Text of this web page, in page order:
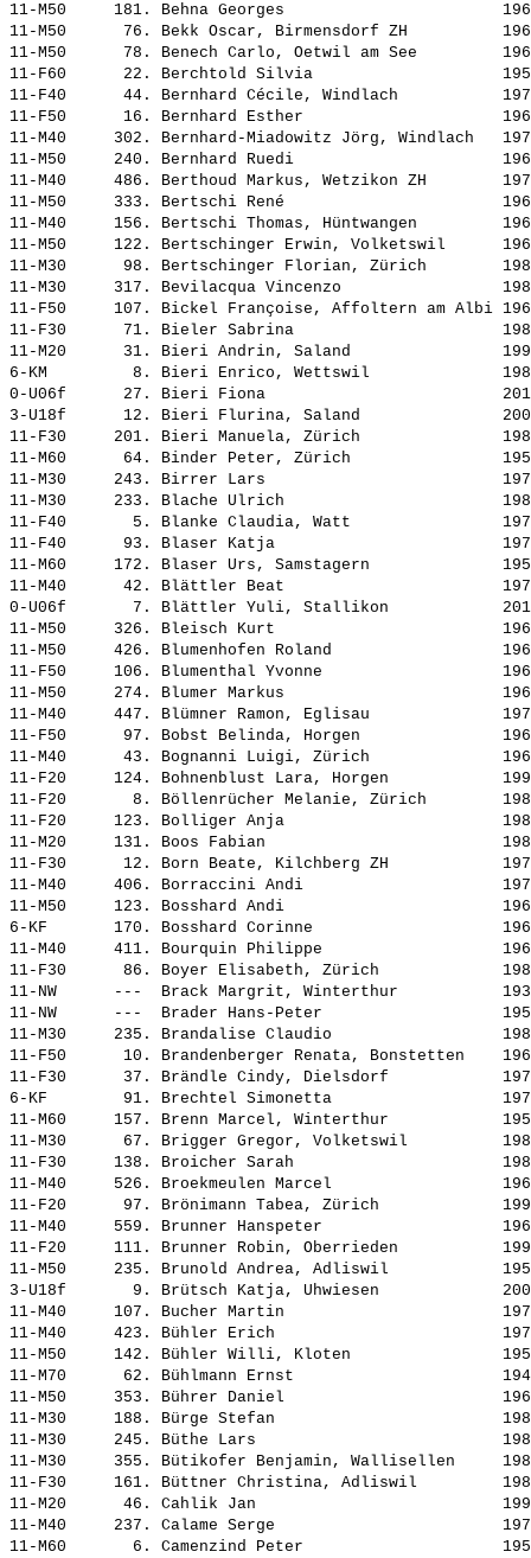
11-M50     181. Behna Georges
11-M50      76. Bekk Oscar, Birmensdorf ZH
11-M50      78. Benech Carlo, Oetwil am See
11-F60      22. Berchtold Silvia
11-F40      44. Bernhard Cécile, Windlach
11-F50      16. Bernhard Esther
11-M40     302. Bernhard-Miadowitz Jörg, Windlach
11-M50     240. Bernhard Ruedi
11-M40     486. Berthoud Markus, Wetzikon ZH
11-M50     333. Bertschi René
11-M40     156. Bertschi Thomas, Hüntwangen
11-M50     122. Bertschinger Erwin, Volketswil
11-M30      98. Bertschinger Florian, Zürich
11-M30     317. Bevilacqua Vincenzo
11-F50     107. Bickel Françoise, Affoltern am Albi
11-F30      71. Bieler Sabrina
11-M20      31. Bieri Andrin, Saland
6-KM         8. Bieri Enrico, Wettswil
0-U06f      27. Bieri Fiona
3-U18f      12. Bieri Flurina, Saland
11-F30     201. Bieri Manuela, Zürich
11-M60      64. Binder Peter, Zürich
11-M30     243. Birrer Lars
11-M30     233. Blache Ulrich
11-F40       5. Blanke Claudia, Watt
11-F40      93. Blaser Katja
11-M60     172. Blaser Urs, Samstagern
11-M40      42. Blättler Beat
0-U06f       7. Blättler Yuli, Stallikon
11-M50     326. Bleisch Kurt
11-M50     426. Blumenhofen Roland
11-F50     106. Blumenthal Yvonne
11-M50     274. Blumer Markus
11-M40     447. Blümner Ramon, Eglisau
11-F50      97. Bobst Belinda, Horgen
11-M40      43. Bognanni Luigi, Zürich
11-F20     124. Bohnenblust Lara, Horgen
11-F20       8. Böllenrücher Melanie, Zürich
11-F20     123. Bolliger Anja
11-M20     131. Boos Fabian
11-F30      12. Born Beate, Kilchberg ZH
11-M40     406. Borraccini Andi
11-M50     123. Bosshard Andi
6-KF       170. Bosshard Corinne
11-M40     411. Bourquin Philippe
11-F30      86. Boyer Elisabeth, Zürich
11-NW      --- Brack Margrit, Winterthur
11-NW      --- Brader Hans-Peter
11-M30     235. Brandalise Claudio
11-F50      10. Brandenberger Renata, Bonstetten
11-F30      37. Brändle Cindy, Dielsdorf
6-KF        91. Brechtel Simonetta
11-M60     157. Brenn Marcel, Winterthur
11-M30      67. Brigger Gregor, Volketswil
11-F30     138. Broicher Sarah
11-M40     526. Broekmeulen Marcel
11-F20      97. Brönimann Tabea, Zürich
11-M40     559. Brunner Hanspeter
11-F20     111. Brunner Robin, Oberrieden
11-M50     235. Brunold Andrea, Adliswil
3-U18f       9. Brütsch Katja, Uhwiesen
11-M40     107. Bucher Martin
11-M40     423. Bühler Erich
11-M50     142. Bühler Willi, Kloten
11-M70      62. Bühlmann Ernst
11-M50     353. Bührer Daniel
11-M30     188. Bürge Stefan
11-M30     245. Büthe Lars
11-M30     355. Bütikofer Benjamin, Wallisellen
11-F30     161. Büttner Christina, Adliswil
11-M20      46. Cahlik Jan
11-M40     237. Calame Serge
11-M60       6. Camenzind Peter